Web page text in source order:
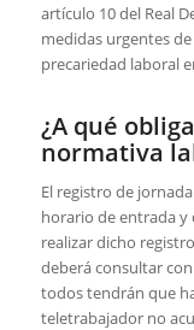
artículo 10 del Real
medidas urgentes
precariedad laboral
¿A qué
normativa
El registro de
horario de entrada y
realizar dicho
deberá consultar
todos tendrán que
teletrabajador no